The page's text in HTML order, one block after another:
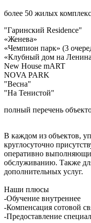
более 50 жилых
"Гаринский Residence"
«Женева»
«Чемпион парк» (3
«Клубный дом на
New House mART
NOVA PARK
"Весна"
"На Тенистой"
полный перечень
В каждом из объектов,
круглосуточно
оперативно
обслуживанию. Также
дополнительных услуг.
Наши плюсы
-Обучение внутреннее
-Компенсация сотовой
-Предоставление